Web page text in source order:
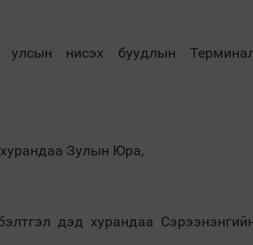
улсын нисэх буудлын
Зулын Юра,
дэд хурандаа